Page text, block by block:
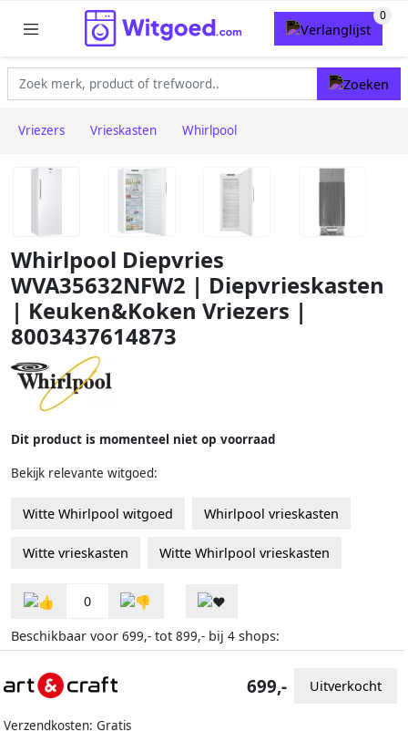
Vriezers Vrieskasten Whirlpool
Whirlpool Diepvries
WVA35632NFW2 | Diepvrieskasten
| Keuken&Koken Vriezers |
8003437614873
Dit product is momenteel niet op voorraad
Bekijk relevante witgoed:
Witte Whirlpool witgoed Whirlpool vrieskasten
Witte vrieskasten Witte Whirlpool vrieskasten
0
Beschikbaar voor 699,- tot 899,- bij 4 shops:
Verzendkosten: Gratis
699,- Uitverkocht